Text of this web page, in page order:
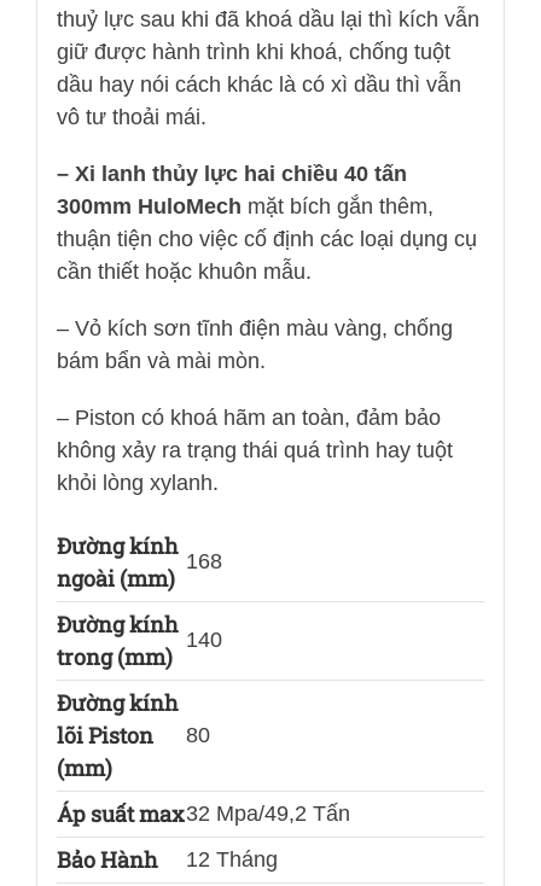
thuỷ lực sau khi đã khoá dầu lại thì kích vẫn
giữ được hành trình khi khoá, chống tuột
dầu hay nói cách khác là có xì dầu thì vẫn
vô tư thoải mái.
– Xi lanh thủy lực hai chiều 40 tấn
300mm HuloMech mặt bích gắn thêm,
thuận tiện cho việc cố định các loại dụng cụ
cần thiết hoặc khuôn mẫu.
– Vỏ kích sơn tĩnh điện màu vàng, chống
bám bẩn và mài mòn.
– Piston có khoá hãm an toàn, đảm bảo
không xảy ra trạng thái quá trình hay tuột
khỏi lòng xylanh.
Đường kính
ngoài (mm)
168
Đường kính
trong (mm)
140
Đường kính
lõi Piston
(mm)
80
Áp suất max32 Mpa/49,2 Tấn
Bảo Hành 12 Tháng